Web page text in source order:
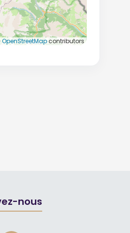
OpenStreetMapcontributors
nous